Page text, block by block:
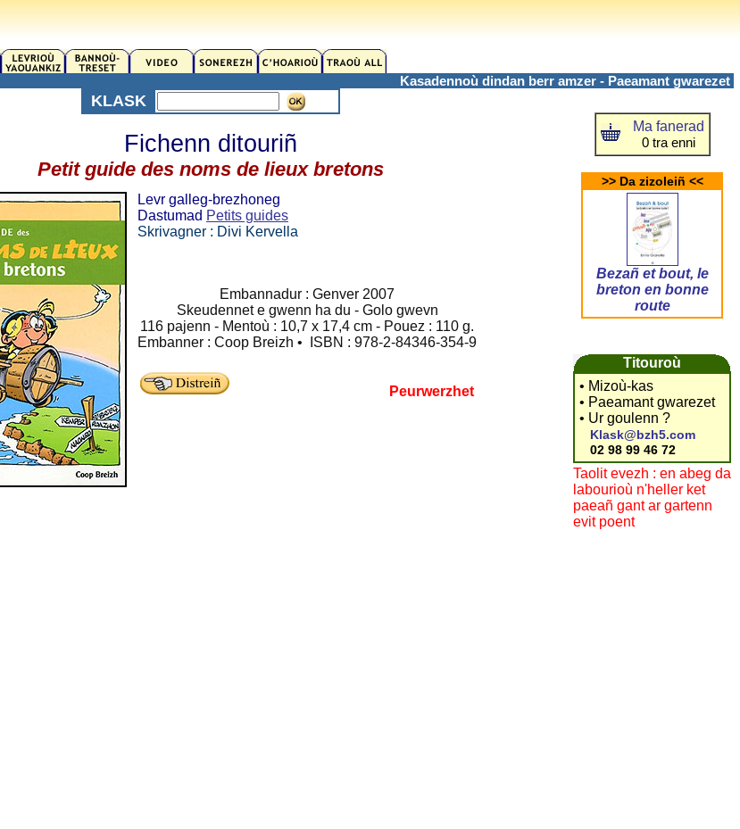
Kasadennoù dindan berr amzer - Paeamant gwarezet
KLASK
Fichenn ditouriñ
Petit guide des noms de lieux bretons
Levr galleg-brezhoneg
Dastumad Petits guides
Skrivagner : Divi Kervella
Embannadur : Genver 2007
Skeudennet e gwenn ha du - Golo gwevn
116 pajenn - Mentoù : 10,7 x 17,4 cm - Pouez : 110 g.
Embanner : Coop Breizh • ISBN : 978-2-84346-354-9
Peurwerzhet
Ma fanerad
0 tra enni
>> Da zizoleiñ <<
Bezañ et bout, le
breton en bonne
route
Titouroù
• Mizoù-kas
• Paeamant gwarezet
• Ur goulenn ?
Klask@bzh5.com
02 98 99 46 72
Taolit evezh : en abeg da
labourioù n'heller ket
paeañ gant ar gartenn
evit poent